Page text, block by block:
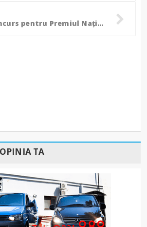
Volume în concurs pentru Premiul Național de Poezie „Mihai Eminescu” – Opus Primum ediția 2025!
TA